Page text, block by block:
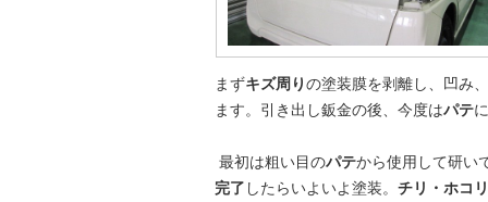
まずキズ周りの塗装膜を剥離し、凹み
ます。引き出し鈑金の後、今度はパテ
最初は粗い目のパテから使用して研い
完了 したらいよいよ塗装。 チリ・ホコリ